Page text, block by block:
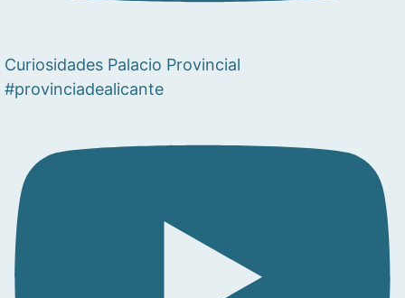
Curiosidades Palacio Provincial
#provinciadealicante